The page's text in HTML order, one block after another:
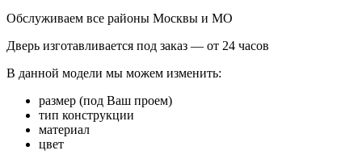
Обслуживаем все районы Москвы и МО
Дверь изготавливается под заказ — от 24 часов
В данной модели мы можем изменить:
размер (под Ваш проем)
тип конструкции
материал
цвет